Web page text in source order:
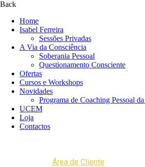
Back
Home
Isabel Ferreira
Sessões Privadas
A Via da Consciência
Soberania Pessoal
Questionamento Consciente
Ofertas
Cursos e Workshops
Novidades
Programa de Coaching Pessoal
UCEM
Loja
Contactos
Área de Cliente